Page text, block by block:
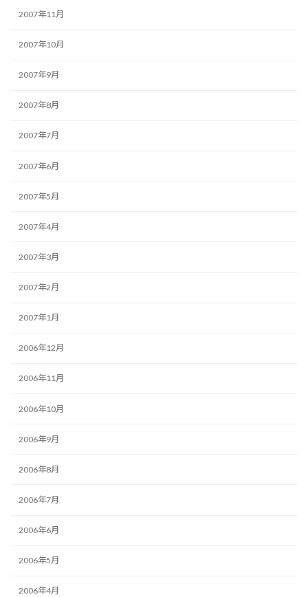
2007年11月
2007年10月
2007年9月
2007年8月
2007年7月
2007年6月
2007年5月
2007年4月
2007年3月
2007年2月
2007年1月
2006年12月
2006年11月
2006年10月
2006年9月
2006年8月
2006年7月
2006年6月
2006年5月
2006年4月